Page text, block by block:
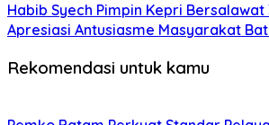
Habib Syech Pimpin Kepri Bersalawat
Apresiasi Antusiasme Masyarakat
Rekomendasi untuk kamu